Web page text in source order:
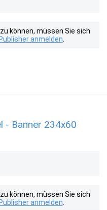
können, müssen Sie sich
anmelden
- Banner 234x60
können, müssen Sie sich
anmelden